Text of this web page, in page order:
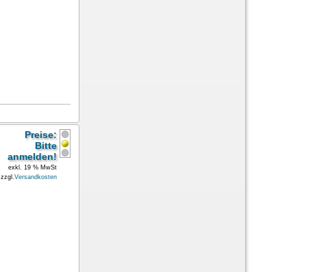
Preise:
Bitte
anmelden!
exkl. 19 % MwSt
zzgl.Versandkosten